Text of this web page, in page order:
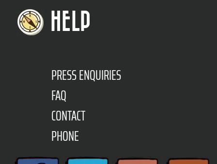
HELP
PRESS ENQUIRIES
FAQ
CONTACT
PHONE